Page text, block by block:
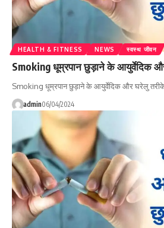
HEALTH & FITNESS NEWS स्वस्थ जीवन
Smoking धूम्रपान छुड़ाने के आयुर्वेदिक
Smoking धूम्रपान छुड़ाने के आयुर्वेदिक और घरेलु तरीके
admin06/04/2024